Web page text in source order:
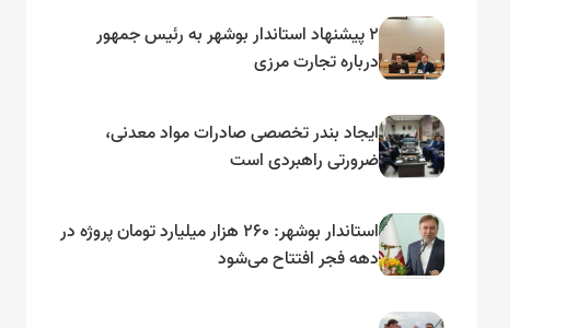
۲ پیشنهاد استاندار بوشهر به رئیس جمهور
درباره تجارت مرزی
ایجاد بندر تخصصی صادرات مواد معدنی،
ضرورتی راهبردی است
استاندار بوشهر: ۲۶۰ هزار میلیارد تومان پروژه در
دهه فجر افتتاح می‌شود